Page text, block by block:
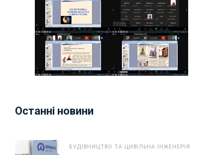
Останні новини
БУДІВНИЦТВО ТА ЦИВІЛЬНА ІНЖЕНЕРІЯ